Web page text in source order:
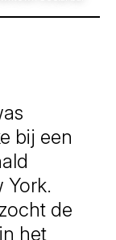
bij een
York.
de
het